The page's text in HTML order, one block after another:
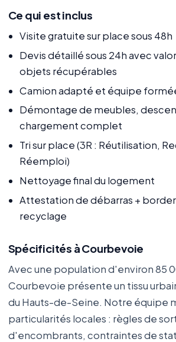
Ce qui est inclus
Visite gratuite sur place sous 48h
Devis détaillé sous 24h avec
objets récupérables
Camion adapté et équipe
Démontage de meubles,
chargement complet
Tri sur place (3R : Réutilisation,
Réemploi)
Nettoyage final du logement
Attestation de débarras +
recyclage
Spécificités à Courbevoie
Avec une population d'environ 85
Courbevoie présente un tissu
du Hauts-de-Seine. Notre équipe
particularités locales : règles de
d'encombrants, contraintes de